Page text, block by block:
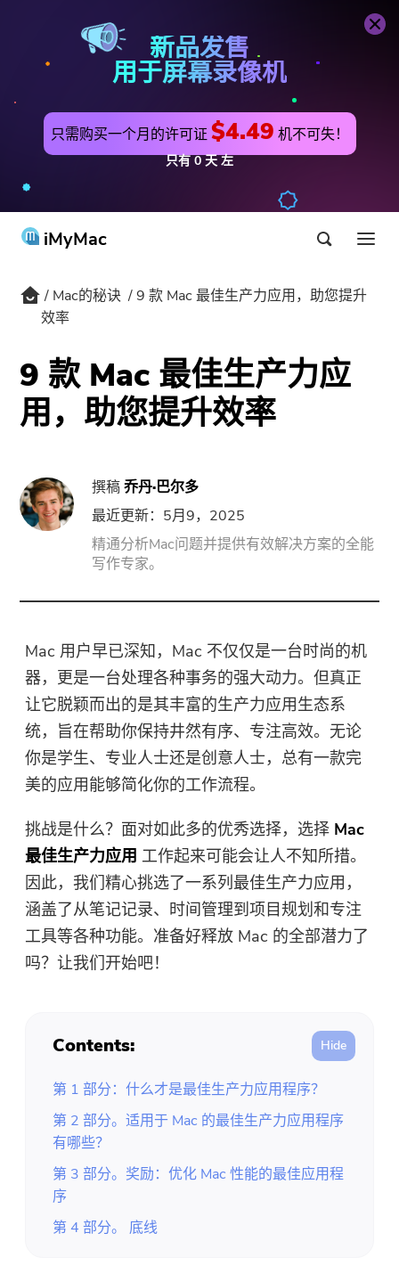
新品发售
用于屏幕录像机
只需购买一个月的许可证$4.49 机不可失！
只有0 天左
iMyMac
产品与解决方案
最热
PowerMyMac
视频转换
屏幕录影大师
PDF压缩机
线上
免费视频转换器
免费视频编辑器
免费的PDF压缩器
支持
PowerMyMac
Mac的秘诀
9 款 Mac 最佳生产力应用，助您提升
效率
9 款 Mac 最佳生产力应
用，助您提升效率
撰稿乔丹·巴尔多
最近更新：5月9，2025
精通分析Mac问题并提供有效解决方案的全能
写作专家。
Mac 用户早已深知，Mac 不仅仅是一台时尚的机
器，更是一台处理各种事务的强大动力。但真正
让它脱颖而出的是其丰富的生产力应用生态系
统，旨在帮助你保持井然有序、专注高效。无论
你是学生、专业人士还是创意人士，总有一款完
美的应用能够简化你的工作流程。
挑战是什么？面对如此多的优秀选择，选择 Mac
最佳生产力应用 工作起来可能会让人不知所措。
因此，我们精心挑选了一系列最佳生产力应用，
涵盖了从笔记记录、时间管理到项目规划和专注
工具等各种功能。准备好释放 Mac 的全部潜力了
吗？让我们开始吧！
Contents:
第 1 部分：什么才是最佳生产力应用程序？
第 2 部分。适用于 Mac 的最佳生产力应用程序
有哪些？
第 3 部分。奖励：优化 Mac 性能的最佳应用程
序
第 4 部分。 底线